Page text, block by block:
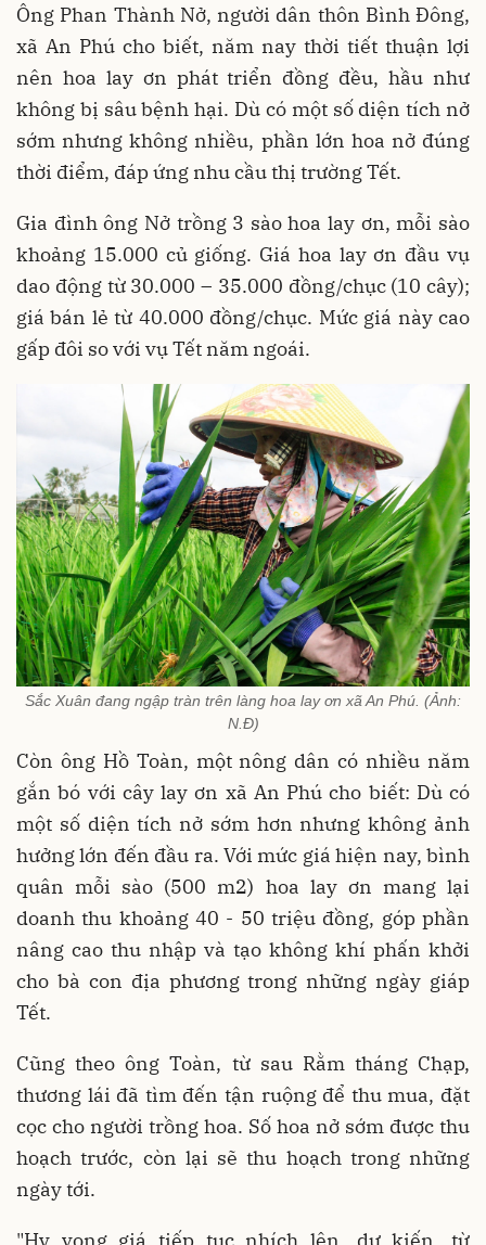
Ông Phan Thành Nở, người dân thôn Bình Đông,
xã An Phú cho biết, năm nay thời tiết thuận lợi
nên hoa lay ơn phát triển đồng đều, hầu như
không bị sâu bệnh hại. Dù có một số diện tích nở
sớm nhưng không nhiều, phần lớn hoa nở đúng
thời điểm, đáp ứng nhu cầu thị trường Tết.
Gia đình ông Nở trồng 3 sào hoa lay ơn, mỗi sào
khoảng 15.000 củ giống. Giá hoa lay ơn đầu vụ
dao động từ 30.000 – 35.000 đồng/chục (10 cây);
giá bán lẻ từ 40.000 đồng/chục. Mức giá này cao
gấp đôi so với vụ Tết năm ngoái.
Sắc Xuân đang ngập tràn trên làng hoa lay ơn xã An Phú. (Ảnh:
N.Đ)
Còn ông Hồ Toàn, một nông dân có nhiều năm
gắn bó với cây lay ơn xã An Phú cho biết: Dù có
một số diện tích nở sớm hơn nhưng không ảnh
hưởng lớn đến đầu ra. Với mức giá hiện nay, bình
quân mỗi sào (500 m2) hoa lay ơn mang lại
doanh thu khoảng 40 - 50 triệu đồng, góp phần
nâng cao thu nhập và tạo không khí phấn khởi
cho bà con địa phương trong những ngày giáp
Tết.
Cũng theo ông Toàn, từ sau Rằm tháng Chạp,
thương lái đã tìm đến tận ruộng để thu mua, đặt
cọc cho người trồng hoa. Số hoa nở sớm được thu
hoạch trước, còn lại sẽ thu hoạch trong những
ngày tới.